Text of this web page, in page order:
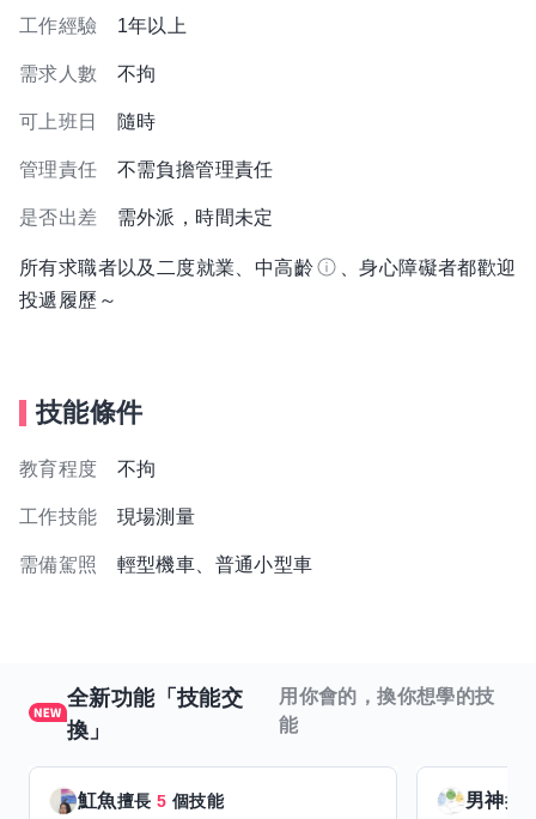
工作經驗 1年以上
需求人數 不拘
可上班日 隨時
管理責任 不需負擔管理責任
是否出差 需外派，時間未定
所有求職者以及二度就業、中高齡
、身心障礙者都歡迎
投遞履歷～
技能條件
教育程度 不拘
工作技能 現場測量
需備駕照 輕型機車、普通小型車
全新功能「技能交
換」
用你會的，換你想學的技
能
魟魚擅長5 個技能 男神擅